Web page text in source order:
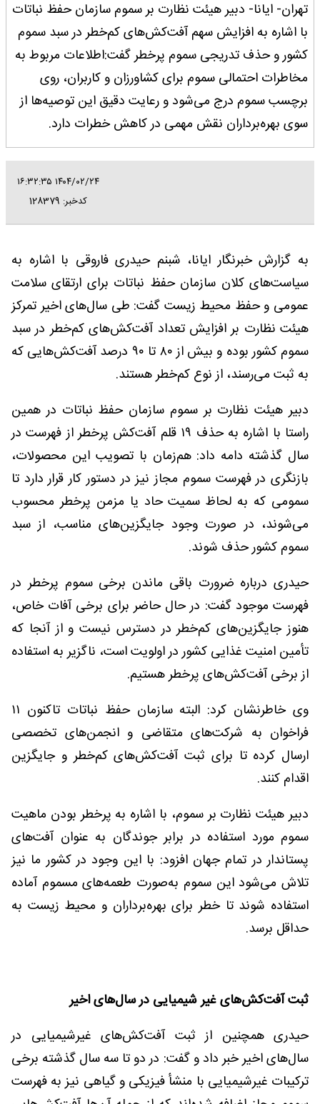
تهران- ایانا- دبیر هیئت نظارت بر سموم سازمان حفظ نباتات
با اشاره به افزایش سهم آفت‌کش‌های کم‌خطر در سبد سموم
کشور و حذف تدریجی سموم پرخطر گفت:اطلاعات مربوط به
مخاطرات احتمالی سموم برای کشاورزان و کاربران، روی
برچسب سموم درج می‌شود و رعایت دقیق این توصیه‌ها از
سوی بهره‌برداران نقش مهمی در کاهش خطرات دارد.
۱۴۰۴/۰۲/۲۴ ۱۶:۳۲:۳۵
کدخبر: 128379
به گزارش خبرنگار ایانا، شبنم حیدری فاروقی با اشاره به
سیاست‌های کلان سازمان حفظ نباتات برای ارتقای سلامت
عمومی و حفظ محیط زیست گفت: طی سال‌های اخیر تمرکز
هیئت نظارت بر افزایش تعداد آفت‌کش‌های کم‌خطر در سبد
سموم کشور بوده و بیش از ۸۰ تا ۹۰ درصد آفت‌کش‌هایی که
به ثبت می‌رسند، از نوع کم‌خطر هستند.
دبیر هیئت نظارت بر سموم سازمان حفظ نباتات در همین
راستا با اشاره به حذف ۱۹ قلم آفت‌کش پرخطر از فهرست در
سال گذشته دامه داد: هم‌زمان با تصویب این محصولات،
بازنگری در فهرست سموم مجاز نیز در دستور کار قرار دارد تا
سمومی که به لحاظ سمیت حاد یا مزمن پرخطر محسوب
می‌شوند، در صورت وجود جایگزین‌های مناسب، از سبد
سموم کشور حذف شوند.
حیدری درباره ضرورت باقی ماندن برخی سموم پرخطر در
فهرست موجود گفت: در حال حاضر برای برخی آفات خاص،
هنوز جایگزین‌های کم‌خطر در دسترس نیست و از آنجا که
تأمین امنیت غذایی کشور در اولویت است، ناگزیر به استفاده
از برخی آفت‌کش‌های پرخطر هستیم.
وی خاطرنشان کرد: البته سازمان حفظ نباتات تاکنون ۱۱
فراخوان به شرکت‌های متقاضی و انجمن‌های تخصصی
ارسال کرده تا برای ثبت آفت‌کش‌های کم‌خطر و جایگزین
اقدام کنند.
دبیر هیئت نظارت بر سموم، با اشاره به پرخطر بودن ماهیت
سموم مورد استفاده در برابر جوندگان به عنوان آفت‌های
پستاندار در تمام جهان افزود: با این وجود در کشور ما نیز
تلاش می‌شود این سموم به‌صورت طعمه‌های مسموم آماده
استفاده شوند تا خطر برای بهره‌برداران و محیط زیست به
حداقل برسد.
ثبت آفت‌کش‌های غیر شیمیایی در سال‌های اخیر
حیدری همچنین از ثبت آفت‌کش‌های غیرشیمیایی در
سال‌های اخیر خبر داد و گفت: در دو تا سه سال گذشته برخی
ترکیبات غیرشیمیایی با منشأ فیزیکی و گیاهی نیز به فهرست